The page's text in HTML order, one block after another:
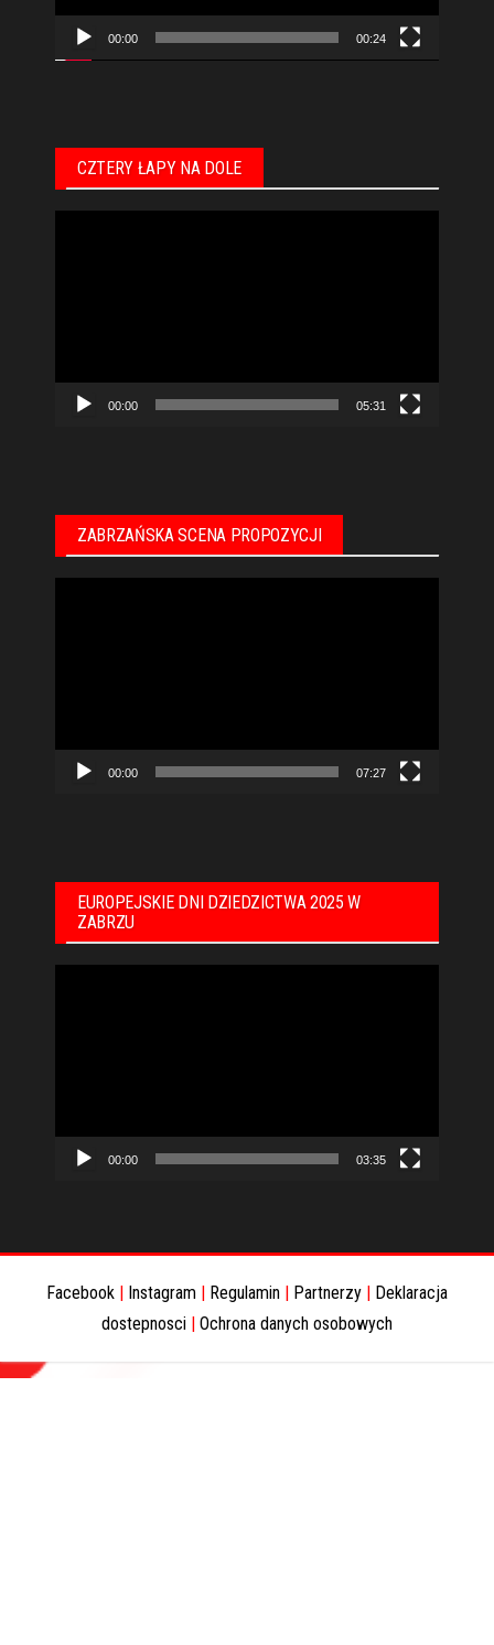
00:00 00:24
CZTERY ŁAPY NA DOLE
00:00 05:31
ZABRZAŃSKA SCENA PROPOZYCJI
00:00 07:27
EUROPEJSKIE DNI DZIEDZICTWA 2025 W
ZABRZU
00:00 03:35
Facebook | Instagram | Regulamin | Partnerzy | Deklaracja
dostepnosci | Ochrona danych osobowych